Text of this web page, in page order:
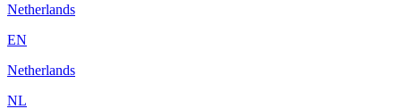
Netherlands
EN
Netherlands
NL